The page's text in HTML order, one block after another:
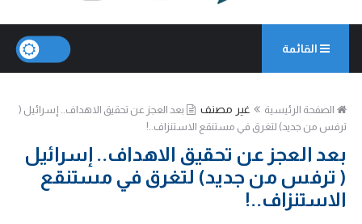
القائمة
الصفحة الرئيسية غير مصنف
بعد العجز عن تحقيق الاهداف.. إسرائيل (
ترفس من جديد) لتغرق في مستنقع الاستنزاف..!
بعد العجز عن تحقيق الاهداف.. إسرائيل
( ترفس من جديد) لتغرق في مستنقع
الاستنزاف..!